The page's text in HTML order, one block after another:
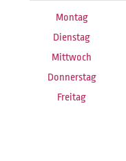
Montag
Dienstag
Mittwoch
Donnerstag
Freitag